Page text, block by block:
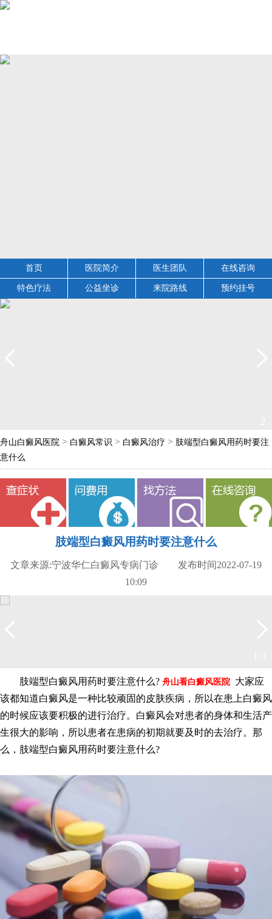
首页 医院简介 医生团队 在线咨询
特色疗法 公益坐诊 来院路线 预约挂号
舟山白癜风医院 > 白癜风常识 > 白癜风治疗 > 肢端型白癜风用药时要注
意什么
肢端型白癜风用药时要注意什么
文章来源:宁波华仁白癜风专病门诊 发布时间2022-07-19
10:09
肢端型白癜风用药时要注意什么? 舟山看白癜风医院大家应
该都知道白癜风是一种比较顽固的皮肤疾病，所以在患上白癜风
的时候应该要积极的进行治疗。白癜风会对患者的身体和生活产
生很大的影响，所以患者在患病的初期就要及时的去治疗。那
么，肢端型白癜风用药时要注意什么?